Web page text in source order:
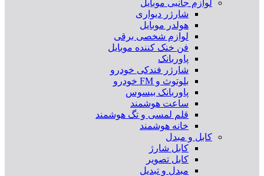
لوازم جانبی موبایل
شارژر دیواری
هولدر موبایل
لوازم شخصی برقی
فن خنک کننده موبایل
پاوربانک
شارژر فندکی خودرو
بلوتوث و FM خودرو
پاوربانک بیسوس
ساعت هوشمند
قلم لمسی و تگ هوشمند
خانه هوشمند
کابل و مبدل
کابل شارژ
کابل تصویر
مبدل و تبدیل